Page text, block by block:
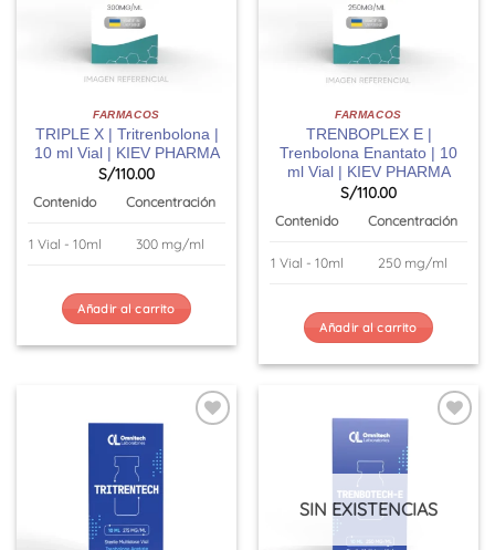
FARMACOS
TRIPLE X | Tritrenbolona |
10 ml Vial | KIEV PHARMA
S/110.00
Contenido Concentración
1 Vial - 10ml 300 mg/ml
Añadir al carrito
FARMACOS
TRENBOPLEX E |
Trenbolona Enantato | 10
ml Vial | KIEV PHARMA
S/110.00
Contenido Concentración
1 Vial - 10ml 250 mg/ml
Añadir al carrito
SIN EXISTENCIAS